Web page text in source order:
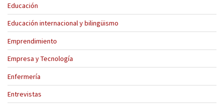
Educación
Educación internacional y bilingüismo
Emprendimiento
Empresa y Tecnología
Enfermería
Entrevistas